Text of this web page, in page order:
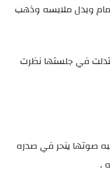
وبدل ملابسه وذهب
في جلستها نظرت
صوتها ينحر في صدره
.